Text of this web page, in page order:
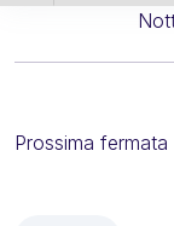
Nottola
Prossima fermata